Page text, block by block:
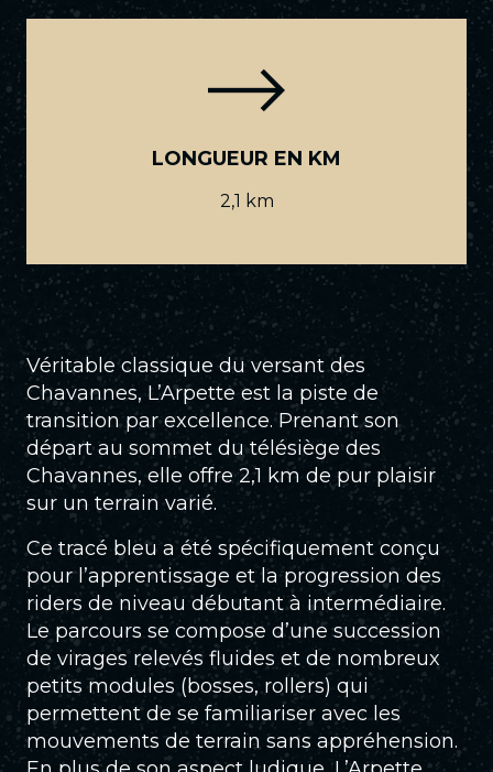
LONGUEUR EN KM
2,1 km
Véritable classique du versant des
Chavannes, L’Arpette est la piste de
transition par excellence. Prenant son
départ au sommet du télésiège des
Chavannes, elle offre 2,1 km de pur plaisir
sur un terrain varié.
Ce tracé bleu a été spécifiquement conçu
pour l’apprentissage et la progression des
riders de niveau débutant à intermédiaire.
Le parcours se compose d’une succession
de virages relevés fluides et de nombreux
petits modules (bosses, rollers) qui
permettent de se familiariser avec les
mouvements de terrain sans appréhension.